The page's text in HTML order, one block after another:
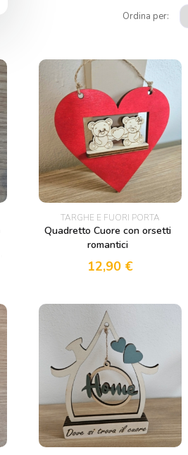
Ordina per:
TARGHE E FUORI PORTA
Quadretto Cuore con orsetti
romantici
12,90 €